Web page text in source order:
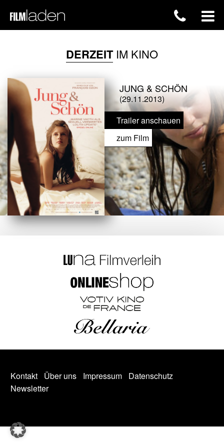
DERZEITIM KINO
JUNG & SCHÖN
(29.11.2013)
Trailer anschauen
zum Film
Kontakt Über uns Impressum
Datenschutz
Newsletter